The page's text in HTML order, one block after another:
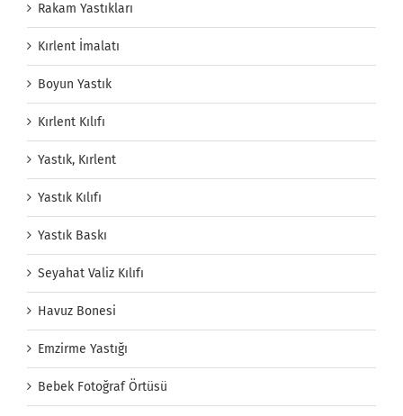
Rakam Yastıkları
Kırlent İmalatı
Boyun Yastık
Kırlent Kılıfı
Yastık, Kırlent
Yastık Kılıfı
Yastık Baskı
Seyahat Valiz Kılıfı
Havuz Bonesi
Emzirme Yastığı
Bebek Fotoğraf Örtüsü